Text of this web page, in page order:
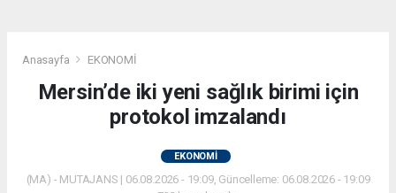
Anasayfa EKONOMİ
Mersin’de iki yeni sağlık birimi için
protokol imzalandı
EKONOMİ
(MA) - MUTAJANS | 06.08.2026 - 19:09, Güncelleme: 06.08.2026 - 19:09